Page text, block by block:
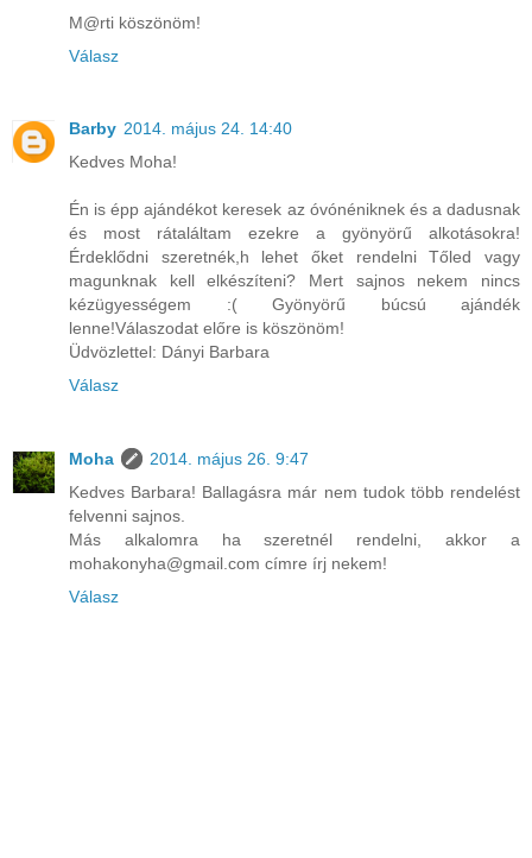
M@rti köszönöm!
Válasz
Barby 2014. május 24. 14:40
Kedves Moha!
Én is épp ajándékot keresek az óvónéniknek és a dadusnak
és most rátaláltam ezekre a gyönyörű alkotásokra!
Érdeklődni szeretnék,h lehet őket rendelni Tőled vagy
magunknak kell elkészíteni? Mert sajnos nekem nincs
kézügyességem :( Gyönyörű búcsú ajándék
lenne!Válaszodat előre is köszönöm!
Üdvözlettel: Dányi Barbara
Válasz
Moha
2014. május 26. 9:47
Kedves Barbara! Ballagásra már nem tudok több rendelést
felvenni sajnos.
Más alkalomra ha szeretnél rendelni, akkor a
mohakonyha@gmail.com címre írj nekem!
Válasz